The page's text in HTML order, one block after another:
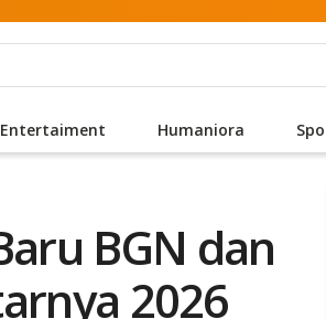
Entertaiment Humaniora
BGN dan
2026